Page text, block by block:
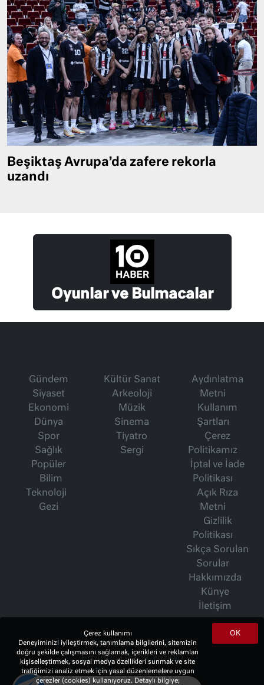
Beşiktaş Avrupa’da zafere rekorla
uzandı
Oyunlar ve Bulmacalar
Gündem
Siyaset
Ekonomi
Dünya
Spor
Sağlık
Popüler
Bilim
Teknoloji
Gezi
Kültür Sanat
Arkeoloji
Müzik
Sinema
Tiyatro
Sergi
Aydınlatma
Metni
Kullanım
Şartları
Çerez
Politikamız
İptal ve İade
Politikası
Açık Rıza
Metni
Gizlilik
Politikası
Sıkça Sorulan
Sorular
Hakkımızda
Künye
İletişim
İsmet Berkan Yazıları
Ertuğrul Özkök Yazıları
Haftalık Gazete
OK
Çerez kullanımı
Deneyiminizi iyileştirmek, tanımlama bilgilerini, sitemizin
doğru şekilde çalışmasını sağlamak, içerikleri ve reklamları
kişiselleştirmek, sosyal medya özellikleri sunmak ve site
trafiğimizi analiz etmek için yasal düzenlemelere uygun
çerezler (cookies) kullanıyoruz. Detaylı bilgiye;